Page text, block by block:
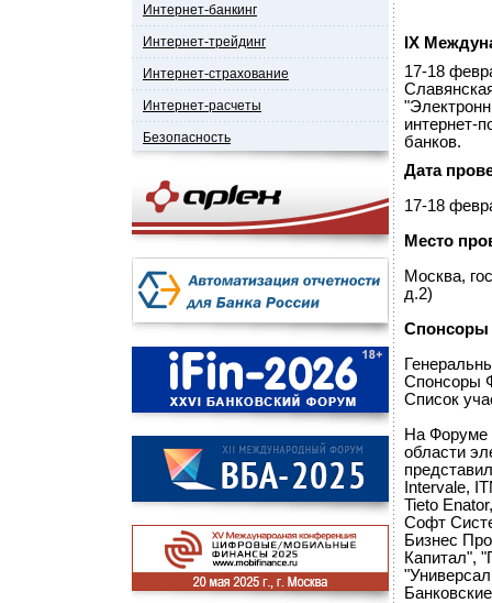
Интернет-банкинг
Интернет-трейдинг
Интернет-страхование
Интернет-расчеты
Безопасность
IX
17-18
интернет-
банков.
Дата
17-18
Место
Москва,
д.2)
Спонсоры
Спонсоры
Список
На Форуме
области
Intervale,
Tieto
Софт
Бизнес
Капитал",